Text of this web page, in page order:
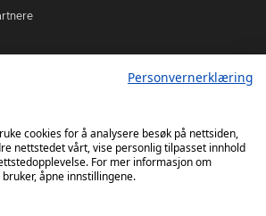
Personvernerklæring
cookies for å analysere besøk på nettsiden,
nettstedet vårt, vise personlig tilpasset innhold
For mer informasjon om
åpne innstillingene.